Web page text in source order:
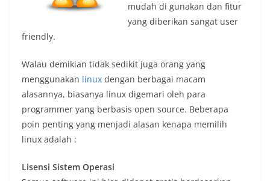
mudah di gunakan dan fitur
yang diberikan sangat user
friendly.
Walau demikian tidak sedikit juga orang yang
menggunakan linux dengan berbagai macam
alasannya, biasanya linux digemari oleh para
programmer yang berbasis open source. Beberapa
poin penting yang menjadi alasan kenapa memilih
linux adalah :
Lisensi Sistem Operasi